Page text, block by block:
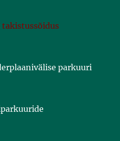
takistussõidus
parkuuri